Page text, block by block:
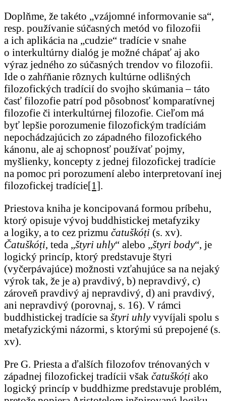
Doplňme, že takéto „vzájomné informovanie sa“,
resp. používanie súčasných metód vo filozofii
a ich aplikácia na „cudzie“ tradície v snahe
o interkultúrny dialóg je možné chápať aj ako
výraz jedného zo súčasných trendov vo filozofii.
Ide o zahŕňanie rôznych kultúrne odlišných
filozofických tradícií do svojho skúmania – táto
časť filozofie patrí pod pôsobnosť komparatívnej
filozofie či interkultúrnej filozofie. Cieľom má
byť lepšie porozumenie filozofickým tradíciám
nepochádzajúcich zo západného filozofického
kánonu, ale aj schopnosť používať pojmy,
myšlienky, koncepty z jednej filozofickej tradície
na pomoc pri porozumení alebo interpretovaní inej
filozofickej tradície[1].
Priestova kniha je koncipovaná formou príbehu,
ktorý opisuje vývoj buddhistickej metafyziky
a logiky, a to cez prizmu čatuškóṭi (s. xv).
Čatuškóṭi, teda „štyri uhly“ alebo „štyri body“, je
logický princíp, ktorý predstavuje štyri
(vyčerpávajúce) možnosti vzťahujúce sa na nejaký
výrok tak, že je a) pravdivý, b) nepravdivý, c)
zároveň pravdivý aj nepravdivý, d) ani pravdivý,
ani nepravdivý (porovnaj, s. 16). V rámci
buddhistickej tradície sa štyri uhlyvyvíjali spolu s
metafyzickými názormi, s ktorými sú prepojené (s.
xv).
Pre G. Priesta a ďalších filozofov trénovaných v
západnej filozofickej tradícii však čatuškóṭi ako
logický princíp v buddhizme predstavuje problém,